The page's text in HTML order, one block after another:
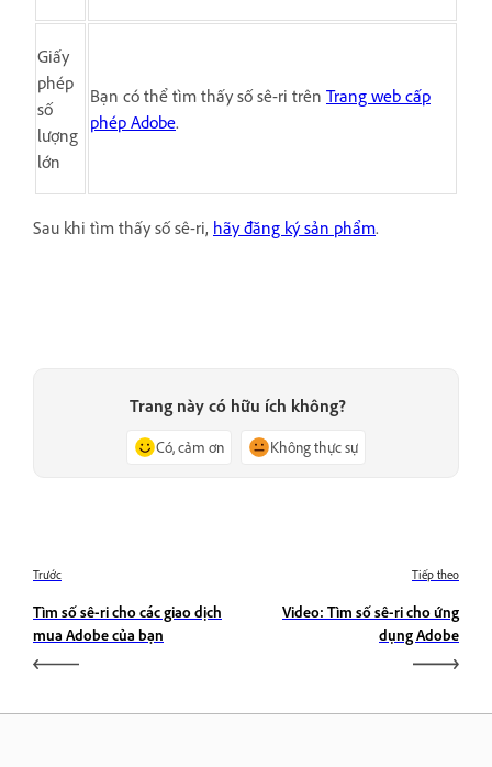
Giấy
phép
số
lượng
lớn
Bạn có thể tìm thấy số sê-ri trên Trang web cấp
phép Adobe.
Sau khi tìm thấy số sê-ri, hãy đăng ký sản phẩm.
Trang này có hữu ích không?
Có, cảm ơn Không thực sự
Trước
Tìm số sê-ri cho các giao dịch
mua Adobe của bạn
Tiếp theo
Video: Tìm số sê-ri cho ứng
dụng Adobe